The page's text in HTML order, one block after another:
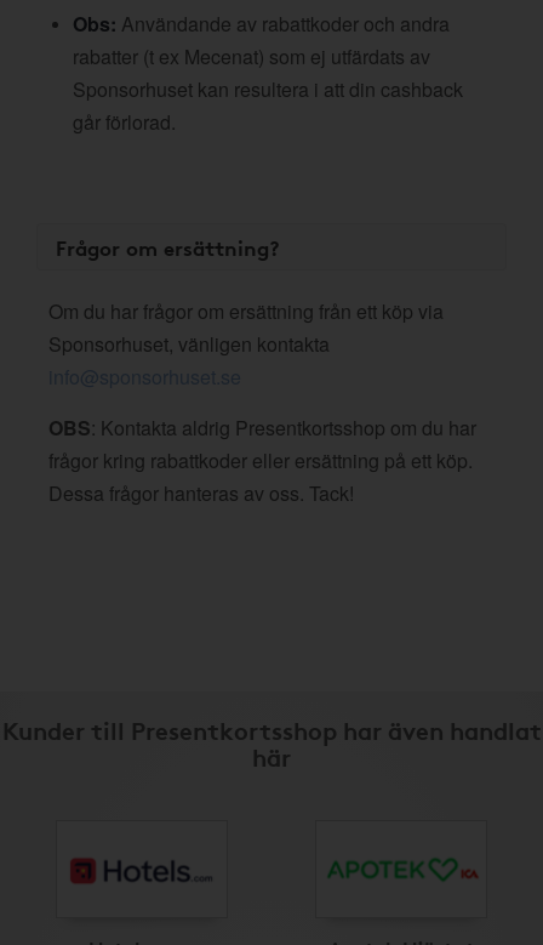
Obs: Användande av rabattkoder och andra
rabatter (t ex Mecenat) som ej utfärdats av
Sponsorhuset kan resultera i att din cashback
går förlorad.
Frågor om ersättning?
Om du har frågor om ersättning från ett köp via
Sponsorhuset, vänligen kontakta
info@sponsorhuset.se
OBS: Kontakta aldrig Presentkortsshop om du har
frågor kring rabattkoder eller ersättning på ett köp.
Dessa frågor hanteras av oss. Tack!
Kunder till Presentkortsshop har även handlat
här